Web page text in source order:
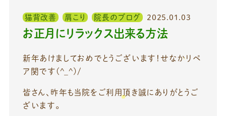
猫背改善 肩こり 院長のブログ 2025.01.03
お正月にリラックス出来る方法
新年あけましておめでとうございます！せなかリペ
ア関です(^_^)/
皆さん、昨年も当院をご利用頂き誠にありがとうご
ざいます。